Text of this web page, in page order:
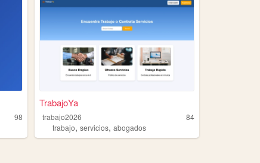
98
TrabajoYa
trabajo2026
84
trabajo,servicios,abogados